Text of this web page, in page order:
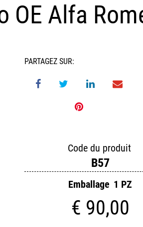
OE Alfa
PARTAGEZ SUR:
Code du produit
B57
Emballage 1 PZ
€ 90,00